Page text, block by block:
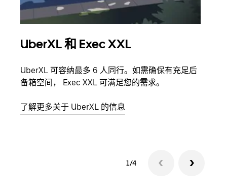
UberXL 和 Exec XXL
UberXL 可容纳最多 6 人同行。如需确保有充足后
备箱空间， Exec XXL 可满足您的需求。
了解更多关于 UberXL 的信息
1/4